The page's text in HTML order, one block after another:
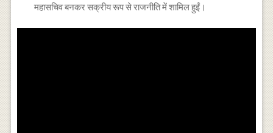
महासचिव बनकर सक्रीय रूप से राजनीति में शामिल हुईं।